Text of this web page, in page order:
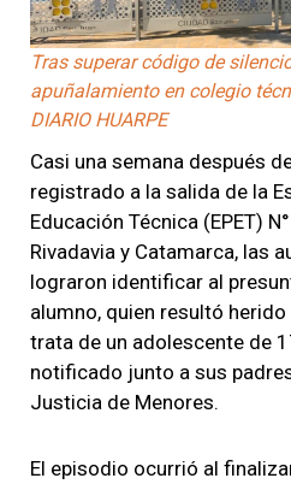
Tras superar código de
apuñalamiento en colegio
DIARIO HUARPE
Casi una semana después
registrado a la salida de la
Educación Técnica (EPET)
Rivadavia y Catamarca, las
lograron identificar al
alumno, quien resultó
trata de un adolescente de
notificado junto a sus
Justicia de Menores.
El episodio ocurrió al